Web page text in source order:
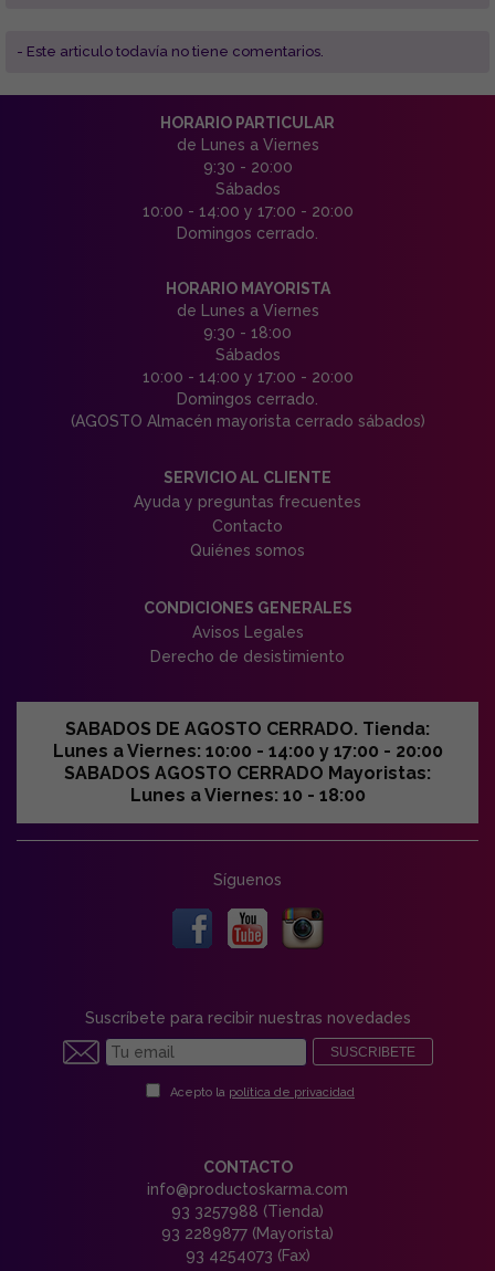
- Este articulo todavía no tiene comentarios.
HORARIO PARTICULAR
de Lunes a Viernes
9:30 - 20:00
Sábados
10:00 - 14:00 y 17:00 - 20:00
Domingos cerrado.
HORARIO MAYORISTA
de Lunes a Viernes
9:30 - 18:00
Sábados
10:00 - 14:00 y 17:00 - 20:00
Domingos cerrado.
(AGOSTO Almacén mayorista cerrado sábados)
SERVICIO AL CLIENTE
Ayuda y preguntas frecuentes
Contacto
Quiénes somos
CONDICIONES GENERALES
Avisos Legales
Derecho de desistimiento
SABADOS DE AGOSTO CERRADO. Tienda:
Lunes a Viernes: 10:00 - 14:00 y 17:00 - 20:00
SABADOS AGOSTO CERRADO Mayoristas:
Lunes a Viernes: 10 - 18:00
Síguenos
Suscríbete para recibir nuestras novedades
SUSCRIBETE
Acepto la política de privacidad
CONTACTO
info@productoskarma.com
93 3257988 (Tienda)
93 2289877 (Mayorista)
93 4254073 (Fax)